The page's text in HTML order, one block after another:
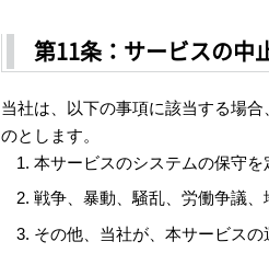
第11条：サービスの中
当社は、以下の事項に該当する場
のとします。
本サービスのシステムの保守を
戦争、暴動、騒乱、労働争議
その他、当社が、本サービスの